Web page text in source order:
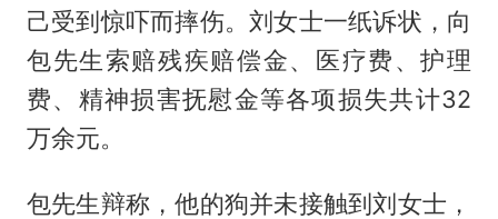
己受到惊吓而摔伤。刘女士一纸诉状，向
包先生索赔残疾赔偿金、医疗费、护理
费、精神损害抚慰金等各项损失共计32
万余元。
包先生辩称，他的狗并未接触到刘女士，